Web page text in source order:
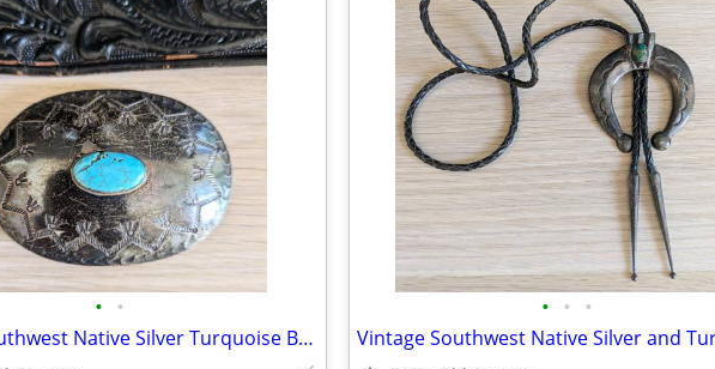
• •
Vintage Southwest Native Silver Turquoise Belt Buckle
• • •